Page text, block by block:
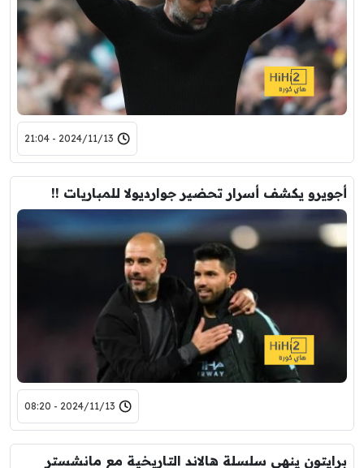
2024/11/13 - 21:04
أجويرو يكشف أسرار تحضير جوارديولا للمباريات !!
2024/11/13 - 08:20
برايتون ينهي سلسلة هالاند التاريخية مع مانشستر